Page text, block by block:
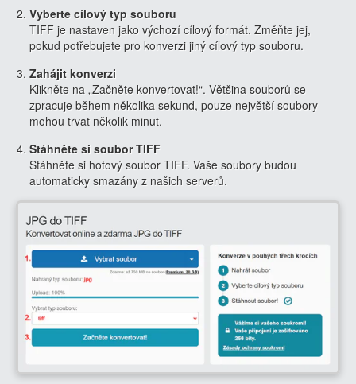
Vyberte cílový typ souboru
TIFF je nastaven jako výchozí cílový formát. Změňte jej,
pokud potřebujete pro konverzi jiný cílový typ souboru.
Zahájit konverzi
Klikněte na „Začněte konvertovat!“. Většina souborů se
zpracuje během několika sekund, pouze největší soubory
mohou trvat několik minut.
Stáhněte si soubor TIFF
Stáhněte si hotový soubor TIFF. Vaše soubory budou
automaticky smazány z našich serverů.